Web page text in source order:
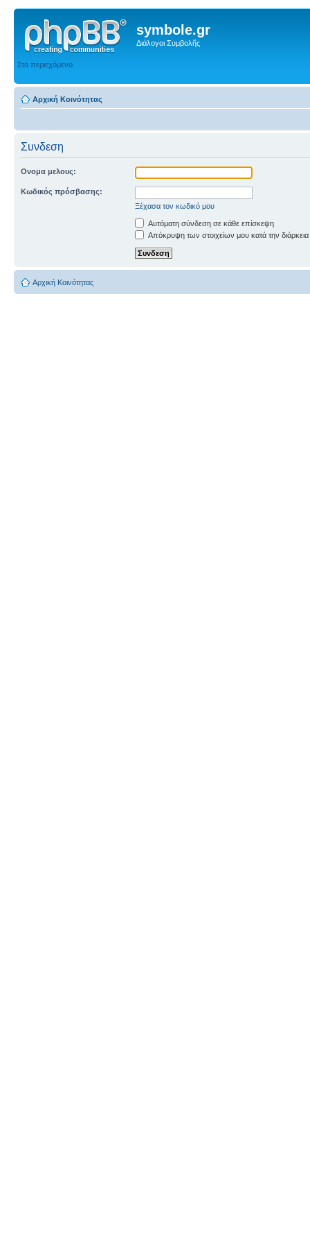
symbole.gr
Διάλογοι Συμβολῆς
Στο περιεχόμενο
Αρχική Κοινότητας
Συνδεση
Ονομα μελους:
Κωδικός πρόσβασης:
Ξέχασα τον κωδικό μου
Αυτόματη σύνδεση σε κάθε επίσκεψη
Απόκρυψη των στοιχείων μου κατά την
Αρχική Κοινότητας